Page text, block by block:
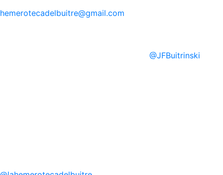
hemerotecadelbuitre@gmail.com
@JFBuitrinski